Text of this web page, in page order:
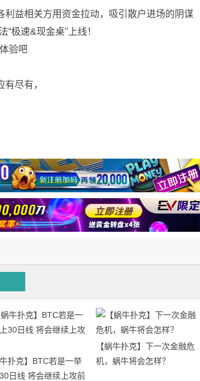
益相关方用资金拉动，吸引散户进场的阴谋
“极速&现金桌"上线！
验吧
尽有，
牛扑克】BTC若是一举
日线 将会继续上攻前
【蜗牛扑克】下一次金融危
机，蜗牛将会怎样？